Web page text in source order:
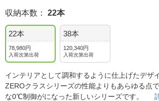
収納本数 ： 22本
22本
78,980円
入荷次第出荷
38本
120,340円
入荷次第出荷
インテリアとして調和するように仕上げたデザ
ZEROクラスシリーズの性能よりもあらゆる点
な0℃制御がになった新しいシリーズです。